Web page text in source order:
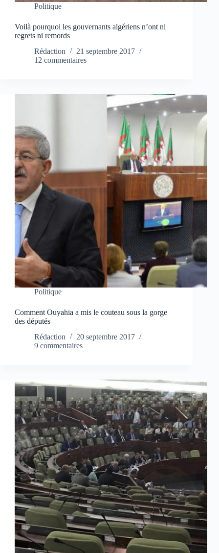
Politique
Voilà pourquoi les gouvernants algériens n’ont ni
regrets ni remords
Rédaction
21 septembre 2017
12 commentaires
Politique
Comment Ouyahia a mis le couteau sous la gorge
des députés
Rédaction
20 septembre 2017
9 commentaires